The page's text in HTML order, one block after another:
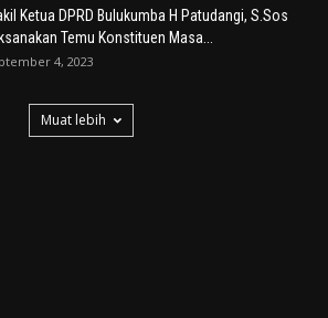
Ketua DPRD Bulukumba H Patudangi, S.Sos
Temu Konstituen Masa...
4, 2023
Muat lebih